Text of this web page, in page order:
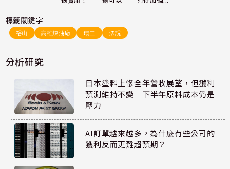
標籤關鍵字
裕山 高雄煉油廠 環工 法說
分析研究
日本塗料上修全年營收展望，但獲利
預測維持不變 下半年原料成本仍是
壓力
AI訂單越來越多，為什麼有些公司的
獲利反而更難超預期？